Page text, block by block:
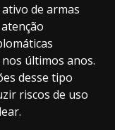
de armas
últimos anos.
desse tipo
riscos de uso